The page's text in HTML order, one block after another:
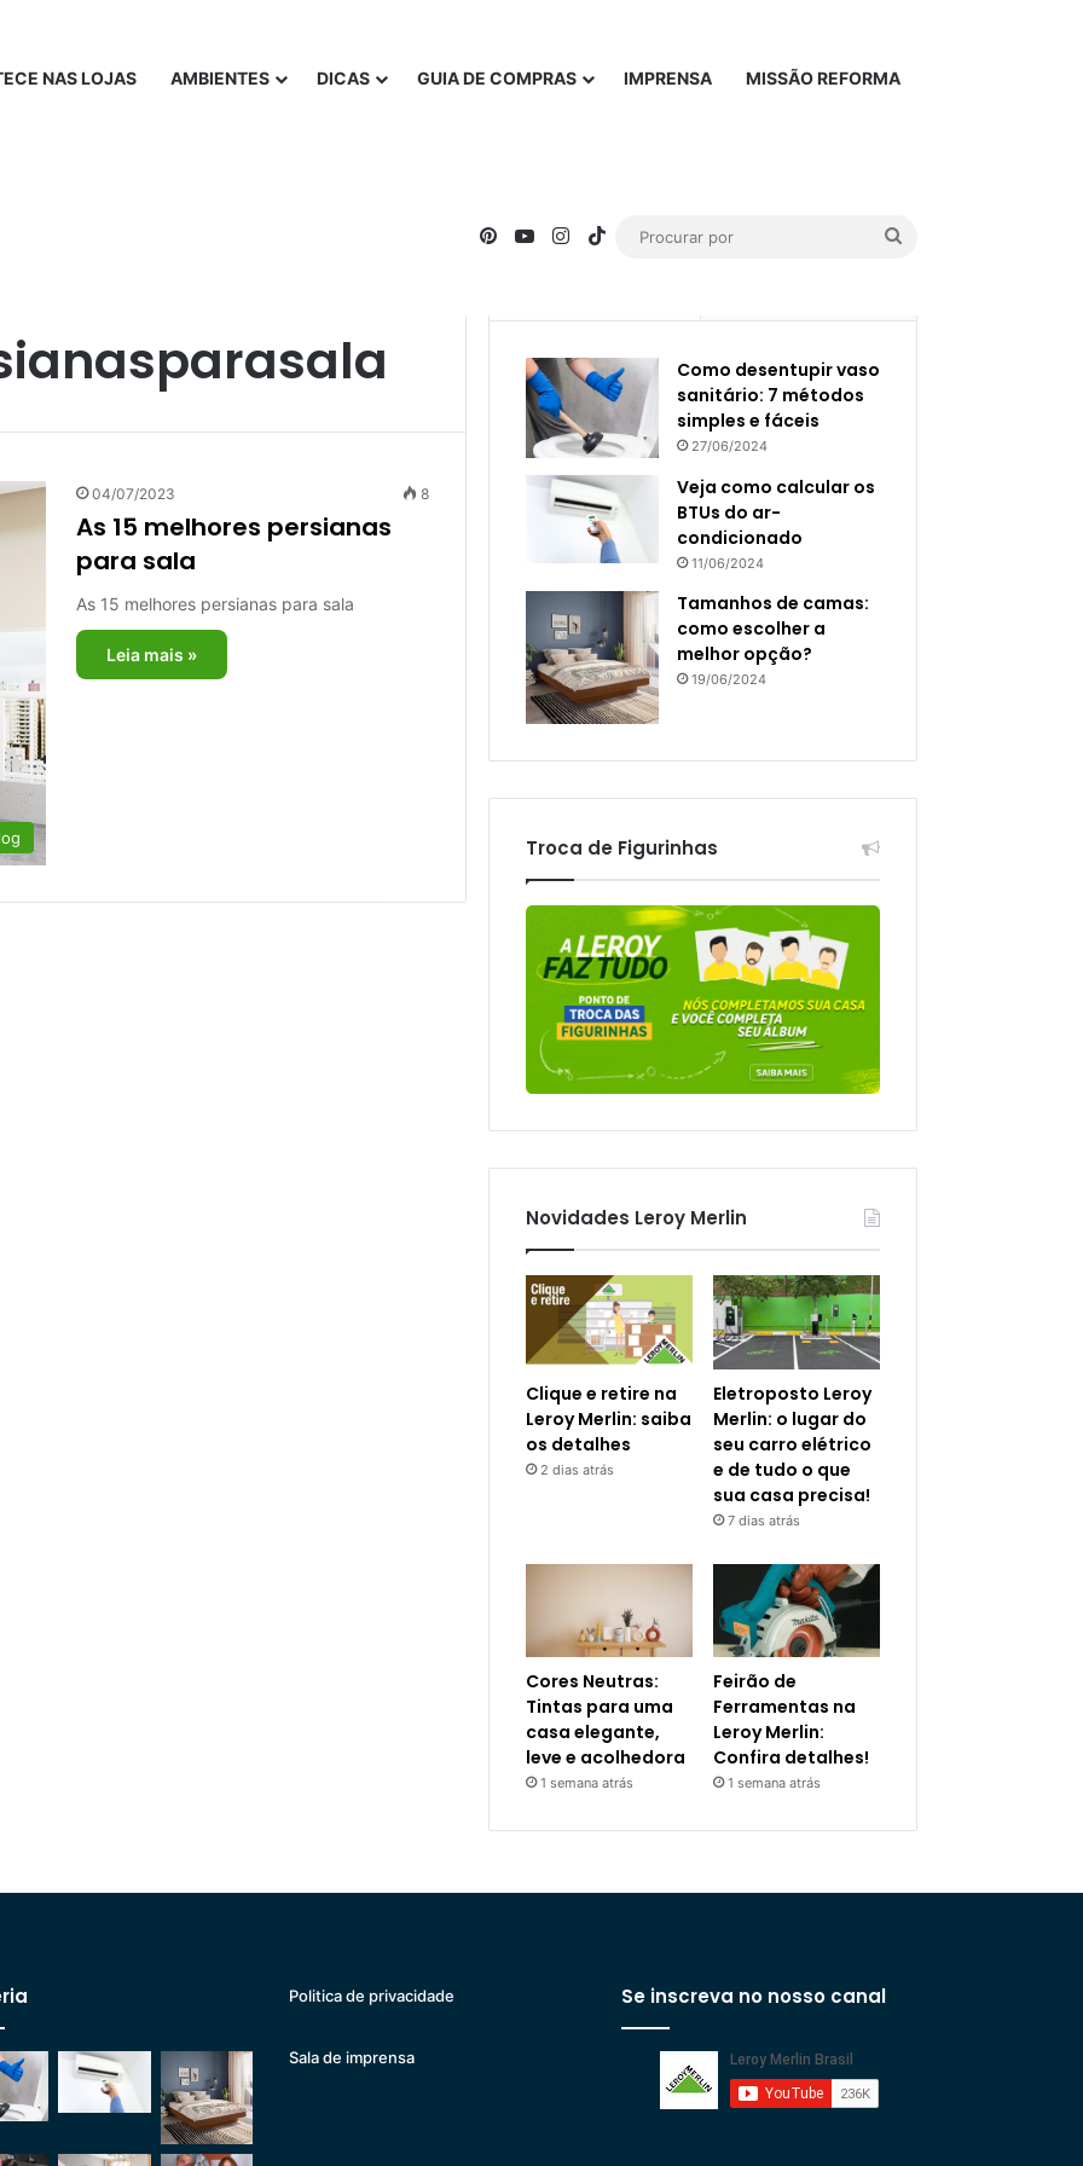
NAS LOJAS AMBIENTES DICAS GUIA DE COMPRAS IMPRENSA MISSÃO REFORMA
PinterestYouTubeInstagram
TikTok
04/07/2023 8
As 15 melhores persianas
para sala
As 15 melhores persianas para sala
Leia mais »
Como desentupir vaso
sanitário: 7 métodos
simples e fáceis
27/06/2024
Veja como calcular os
BTUs do ar-
condicionado
11/06/2024
Tamanhos de camas:
como escolher a
melhor opção?
19/06/2024
Troca de Figurinhas
Novidades Leroy Merlin
Clique e retire na
Leroy Merlin: saiba
os detalhes
2 dias atrás
Eletroposto Leroy
Merlin: o lugar do
seu carro elétrico
e de tudo o que
sua casa precisa!
7 dias atrás
Cores Neutras:
Tintas para uma
casa elegante,
leve e acolhedora
1 semana atrás
Feirão de
Ferramentas na
Leroy Merlin:
Confira detalhes!
1 semana atrás
Politica de privacidade
Sala de imprensa
Se inscreva no nosso canal